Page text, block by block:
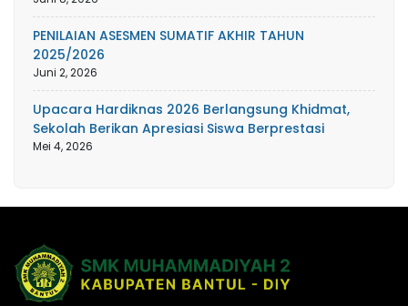
PENILAIAN ASESMEN SUMATIF AKHIR TAHUN
2025/2026
Juni 2, 2026
Upacara Hardiknas 2026 Berlangsung Khidmat,
Sekolah Berikan Apresiasi Siswa Berprestasi
Mei 4, 2026